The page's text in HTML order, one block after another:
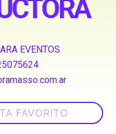
EVENTOS